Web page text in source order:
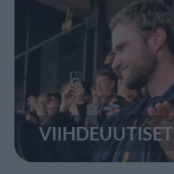
VIIHDEUUTISET